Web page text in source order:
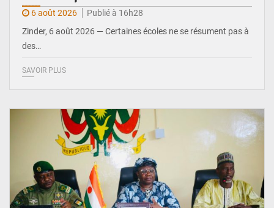
6 août 2026
Publié à 16h28
Zinder, 6 août 2026 — Certaines écoles ne se résument pas à
des…
SAVOIR PLUS